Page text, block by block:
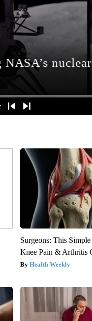
Surgeons: This
Knee Pain & Arthritis
Health Weekly